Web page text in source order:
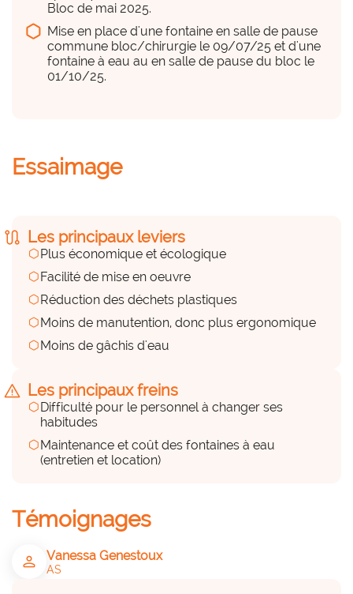
Bloc de mai 2025.
Mise en place d'une fontaine en salle de pause
commune bloc/chirurgie le 09/07/25 et d'une
fontaine à eau au en salle de pause du bloc le
01/10/25.
Essaimage
route Les principaux leviers
hexagonPlus économique et écologique
hexagonFacilité de mise en oeuvre
hexagonRéduction des déchets plastiques
hexagonMoins de manutention, donc plus ergonomique
hexagonMoins de gâchis d'eau
warning Les principaux freins
hexagonDifficulté pour le personnel à changer ses
habitudes
hexagonMaintenance et coût des fontaines à eau
(entretien et location)
Témoignages
person Vanessa Genestoux
AS
Information des personnels
Des compétences en interne
Des compétences externes
(prestations externes)
Peu
Installation et maintenance des fontaines
Des équipements, du matériel
hexagon_r0
Installation et maintenance des fontaines
Des financements (internes et
externes)
a considérer
Parties prenantes associées